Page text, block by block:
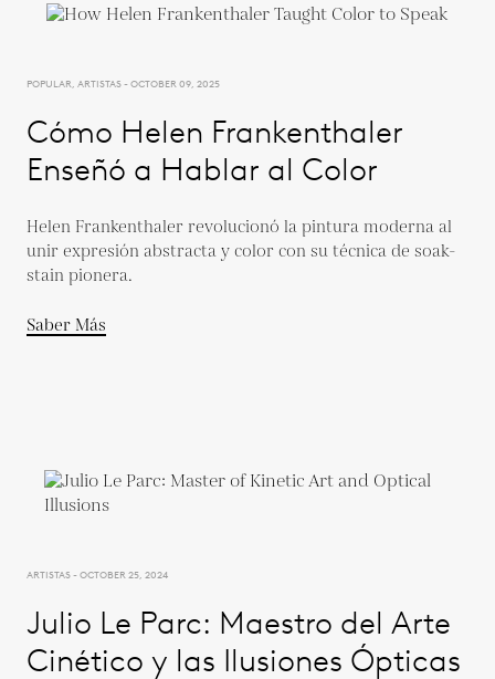
POPULAR, ARTISTAS - OCTOBER 09, 2025
Cómo Helen Frankenthaler
Enseñó a Hablar al Color
Helen Frankenthaler revolucionó la pintura moderna al
unir expresión abstracta y color con su técnica de soak-
stain pionera.
Saber Más
ARTISTAS - OCTOBER 25, 2024
Julio Le Parc: Maestro del Arte
Cinético y las Ilusiones Ópticas